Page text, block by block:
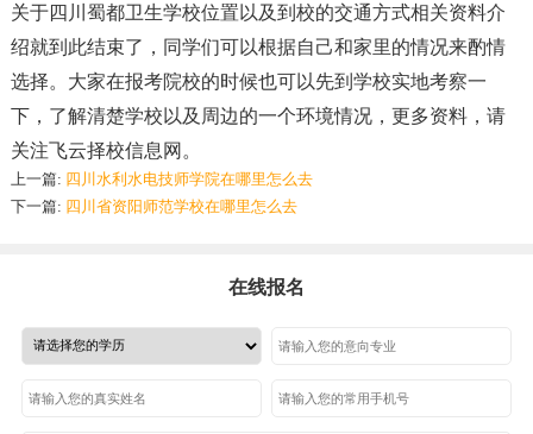
关于四川蜀都卫生学校位置以及到校的交通方式相关资料介
绍就到此结束了，同学们可以根据自己和家里的情况来酌情
选择。大家在报考院校的时候也可以先到学校实地考察一
下，了解清楚学校以及周边的一个环境情况，更多资料，请
关注飞云择校信息网。
上一篇: 四川水利水电技师学院在哪里怎么去
下一篇: 四川省资阳师范学校在哪里怎么去
在线报名